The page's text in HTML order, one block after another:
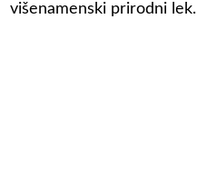
višenamenski prirodni lek.